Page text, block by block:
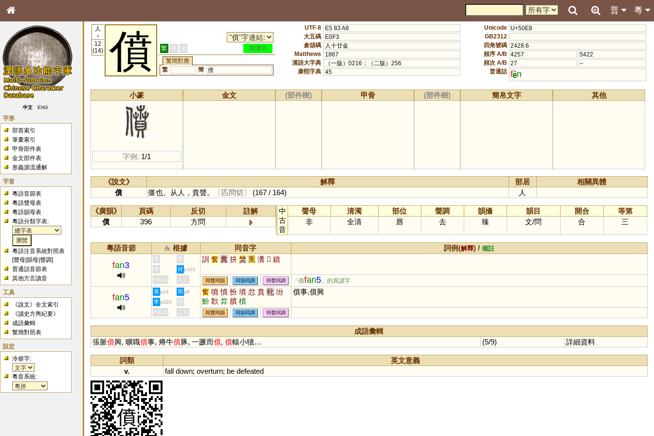
粵
普
中文 ENG
字形
部首索引
筆畫索引
甲骨部件表
金文部件表
形義源流通解
字音
粵語音節表
粵語聲母表
粵語韻母表
粵語分類字表:
粵語注音系統對照表
[聲母 |韻母 |聲調]
普通話音節表
其他方言讀音
工具
《說文》全文索引
《讀史方輿紀要》
成語彙輯
繁簡對照表
設定
冷僻字:
粵音系統:
人
9
12
(14)
僨 繁 簡 港
異讀字
繁簡對應
繁
簡 偾
UTF-8
E5 83 A8
大五碼
E0F3
倉頡碼
人十廿金
Matthews
1867
漢語大字典
（一版）0216；（二版）256
康熙字典 45
Unicode U+50E8
GB2312
四角號碼 2428.6
頻序 A/B 4257
5422
頻次 A/B 27
--
普通話 f n
小篆
字例: 1/1
金文 (部件樹) 甲骨 (部件樹) 簡帛文字 其他
《說文》 解釋 部居
相關異體
僨
僵也。从人，賁聲。 〔匹問切〕 (167 / 164) 人
《廣韻》 頁碼 反切
註解
僨
396 方問
中
古
音
聲母 清濁 部位 聲調 韻攝 韻目 開合
等第
非
全清 唇 去 臻 文/問 合 三
粵語音節 & 根據 同音字 詞例(解釋) /備註
fan3
黃 周 訓 奮 糞 拚 焚 熏 瀵 𡊄 鐼
李 何 p101
HKLS 人文 同聲同韻 同韻同調 同聲同調 「僨fan5 」的異讀字
fan5
黃 p14 周 p9 奮 噴 憤 扮 墳 忿 賁 牝 坋
魵 歕 弅 膹 橨
僨事,僨興
李 p320
何
HKLS
人文 同聲同韻 同韻同調 同聲同調
成語彙輯
張脈僨興, 曠職僨事, 瘠牛僨豚, 一蹶而僨, 僨轅小犢… (5/9) 詳細資料
詞類
英文意義
v.
fall down; overturn; be defeated